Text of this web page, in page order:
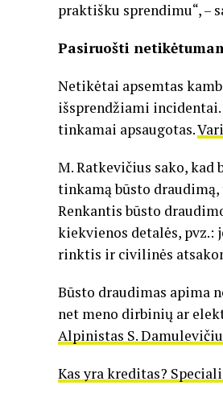
praktišku sprendimu“, –
Pasiruošti
Netikėtai apsemtas
išsprendžiami
tinkamai apsaugotas.
M. Ratkevičius sako,
tinkamą būsto
Renkantis būsto
kiekvienos detalės, pvz.:
rinktis ir civilinės
Būsto draudimas apima
net meno dirbinių ar
Alpinistas S.
Kas yra kreditas?